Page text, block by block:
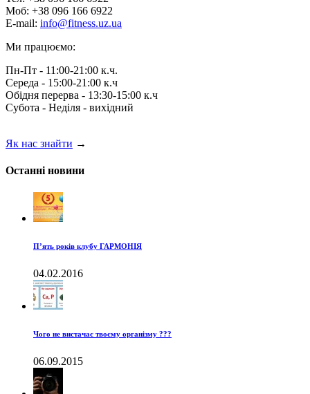
Моб: +38 096 166 6922
E-mail: info@fitness.uz.ua
Ми працюємо:
Пн-Пт - 11:00-21:00 к.ч.
Середа - 15:00-21:00 к.ч
Обідня перерва - 13:30-15:00 к.ч
Субота - Неділя - вихідний
Як нас знайти →
Останні новини
П’ять років клубу ГАРМОНІЯ
04.02.2016
Чого не вистачає твоєму організму ???
06.09.2015